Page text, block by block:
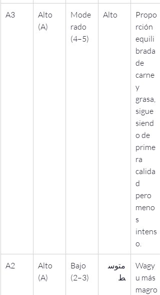
A3
Alto
(A)
Mode
rado
(4–5)
Alto
Propo
rción
equili
brada
de
carne
y
grasa,
sigue
siend
o de
prime
ra
calida
d
pero
meno
s
intens
o.
A2
Alto
(A)
Bajo
(2–3)
متوس
ط
Wagy
u más
magro